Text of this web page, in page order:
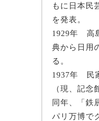
もに日本民
を発表。
1929年 高
典から日用
る。
1937年 民
（現、記念
同年、「鉄
パリ万博で